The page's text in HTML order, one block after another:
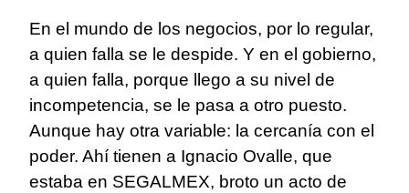
En el mundo de los negocios, por lo regular,
a quien falla se le despide. Y en el gobierno,
a quien falla, porque llego a su nivel de
incompetencia, se le pasa a otro puesto.
Aunque hay otra variable: la cercanía con el
poder. Ahí tienen a Ignacio Ovalle, que
estaba en SEGALMEX, broto un acto de